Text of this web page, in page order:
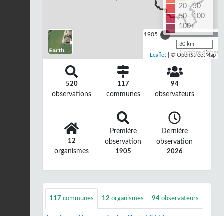
1905
Nombre
20– 50
50– 100
100+
30 km
Leaflet | © OpenStreetMap
520
observations
117
communes
94
observateurs
12
organismes
Première
observation
1905
Dernière
observation
2026
117 communes 12 organismes 94 observateurs